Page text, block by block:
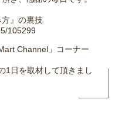
』の裏技
105299
Channel」コーナー
1日を取材して頂きまし